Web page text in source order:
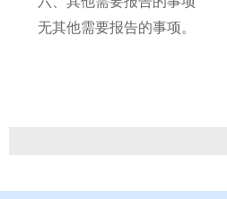
无其他需要报告的事项。